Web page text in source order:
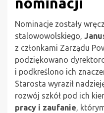
Nominacje zostały
stalowowolskiego,
z członkami Zarządu
podziękowano
i podkreślono ich
Starosta wyraził
rozwój szkół pod ich
pracy i zaufanie,